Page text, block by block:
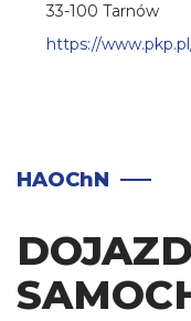
33-100 Tarnów
https://
HAOChN
DOJAZD